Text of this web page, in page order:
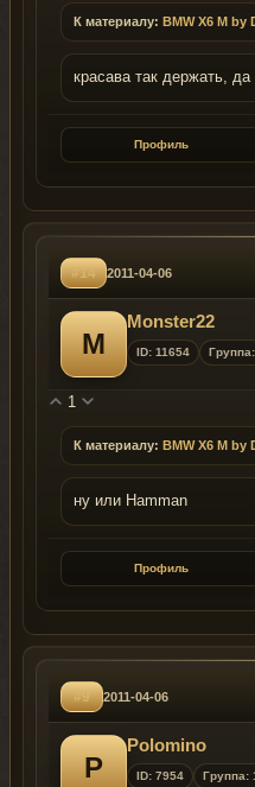
К материалу: BMW X6 M by
красава так держать,
Профиль
#14 2011-04-06
M
Monster22
ID: 11654 Группа:
1
К материалу: BMW X6 M by
ну или Hamman
Профиль
#9 2011-04-06
P
Polomino
ID: 7954 Группа: